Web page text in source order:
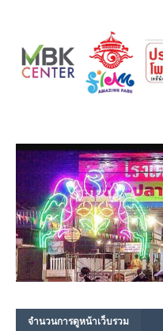
จำนวนการดูหน้าเว็บรวม